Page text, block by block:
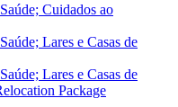
Cuidados ao
Lares e Casas de
Lares e Casas de
Package